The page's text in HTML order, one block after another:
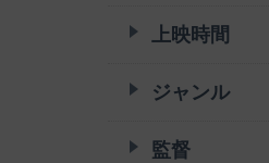
上映時間
ジャンル
監督